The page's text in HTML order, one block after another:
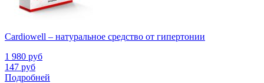
Cardiowell – натуральное средство от гипертонии
1 980 руб
147 руб
Подробней